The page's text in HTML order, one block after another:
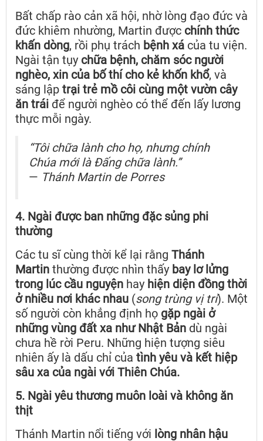
Bất chấp rào cản xã hội, nhờ lòng đạo đức và
đức khiêm nhường, Martin được chính thức
khấn dòng, rồi phụ trách bệnh xá của tu viện.
Ngài tận tụy chữa bệnh, chăm sóc người
nghèo, xin của bố thí cho kẻ khốn khổ, và
sáng lập trại trẻ mồ côi cùng một vườn cây
ăn trái để người nghèo có thể đến lấy lương
thực mỗi ngày.
“Tôi chữa lành cho họ, nhưng chính
Chúa mới là Đấng chữa lành.”
— Thánh Martin de Porres
4. Ngài được ban những đặc sủng phi
thường
Các tu sĩ cùng thời kể lại rằng Thánh
Martin thường được nhìn thấy bay lơ lửng
trong lúc cầu nguyện hay hiện diện đồng thời
ở nhiều nơi khác nhau (song trùng vị trí). Một
số người còn khẳng định họ gặp ngài ở
những vùng đất xa như Nhật Bản dù ngài
chưa hề rời Peru. Những hiện tượng siêu
nhiên ấy là dấu chỉ của tình yêu và kết hiệp
sâu xa của ngài với Thiên Chúa.
5. Ngài yêu thương muôn loài và không ăn
thịt
Thánh Martin nổi tiếng với lòng nhân hậu